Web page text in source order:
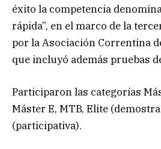
éxito la competencia
rápida”, en el marco de la
por la Asociación Correntina
que incluyó además pruebas
Participaron las categorías
Máster E, MTB, Elite
(participativa).